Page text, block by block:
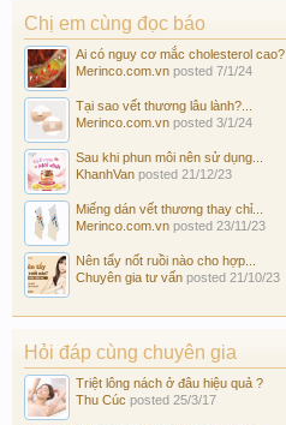
Chị em cùng đọc báo
Ai có nguy cơ mắc cholesterol cao?
Merinco.com.vn posted 7/1/24
Tại sao vết thương lâu lành?...
Merinco.com.vn posted 3/1/24
Sau khi phun môi nên sử dụng...
KhanhVan posted 21/12/23
Miếng dán vết thương thay chỉ...
Merinco.com.vn posted 23/11/23
Nên tẩy nốt ruồi nào cho hợp...
Chuyên gia tư vấn posted 21/10/23
Hỏi đáp cùng chuyên gia
Triệt lông nách ở đâu hiệu quả ?
Thu Cúc posted 25/3/17